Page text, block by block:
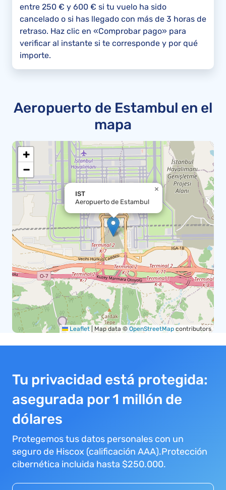
entre 250 € y 600 € si tu vuelo ha sido
cancelado o si has llegado con más de 3 horas de
retraso. Haz clic en «Comprobar pago» para
verificar al instante si te corresponde y por qué
importe.
Aeropuerto de Estambul en el
mapa
IST
Aeropuerto de Estambul
×
+
−
Leaflet Map data © OpenStreetMap contributors
Tu privacidad está protegida:
asegurada por 1 millón de
dólares
Protegemos tus datos personales con un
seguro de Hiscox (calificación AAA).Protección
cibernética incluida hasta $250.000.